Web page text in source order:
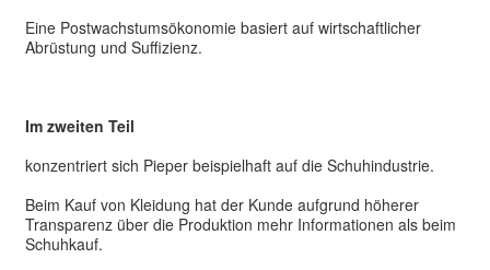
Eine Postwachstumsökonomie basiert auf wirtschaftlicher
Abrüstung und Suffizienz.
Im zweiten Teil
konzentriert sich Pieper beispielhaft auf die Schuhindustrie.
Beim Kauf von Kleidung hat der Kunde aufgrund höherer
Transparenz über die Produktion mehr Informationen als beim
Schuhkauf.